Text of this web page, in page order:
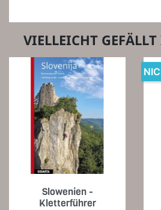
VIELLEICHT
Slowenien -
Kletterführer